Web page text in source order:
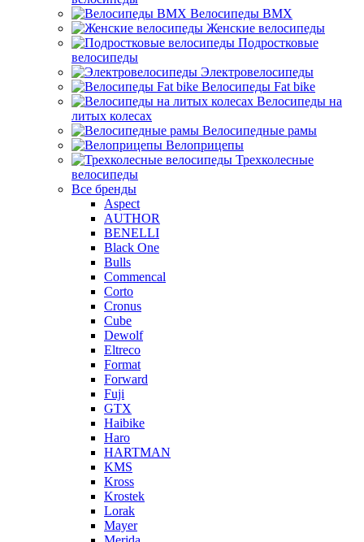
Велосипеды BMX
Женские велосипеды
Подростковые
велосипеды
Электровелосипеды
Велосипеды Fat bike
Велосипеды на
литых колесах
Велосипедные рамы
Велоприцепы
Трехколесные
велосипеды
Все бренды
Aspect
AUTHOR
BENELLI
Black One
Bulls
Commencal
Corto
Cronus
Cube
Dewolf
Eltreco
Format
Forward
Fuji
GTX
Haibike
Haro
HARTMAN
KMS
Kross
Krostek
Lorak
Mayer